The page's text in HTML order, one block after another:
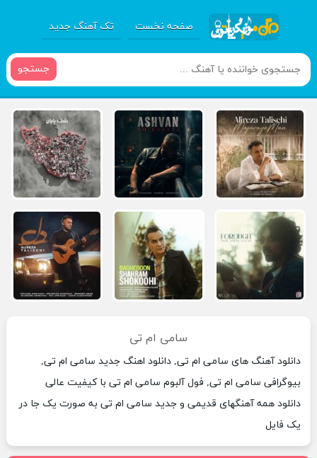
صفحه نخست تک آهنگ جدید
جستجو
سامی ام تی
دانلود آهنگ های سامی ام تی, دانلود اهنگ جدید سامی ام تی,
بیوگرافی سامی ام تی, فول آلبوم سامی ام تی با کیفیت عالی
دانلود همه آهنگهای قدیمی و جدید سامی ام تی به صورت یک جا در
یک فایل